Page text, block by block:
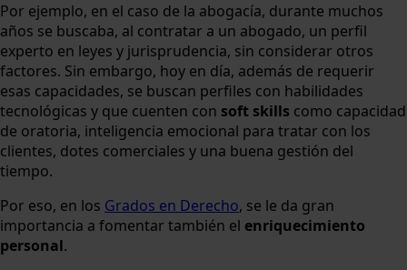
Por ejemplo, en el caso de la abogacía, durante muchos
años se buscaba, al contratar a un abogado, un perfil
experto en leyes y jurisprudencia, sin considerar otros
factores. Sin embargo, hoy en día, además de requerir
esas capacidades, se buscan perfiles con habilidades
tecnológicas y que cuenten con soft skills como capacidad
de oratoria, inteligencia emocional para tratar con los
clientes, dotes comerciales y una buena gestión del
tiempo.
Por eso, en los Grados en Derecho, se le da gran
importancia a fomentar también el enriquecimiento
personal.